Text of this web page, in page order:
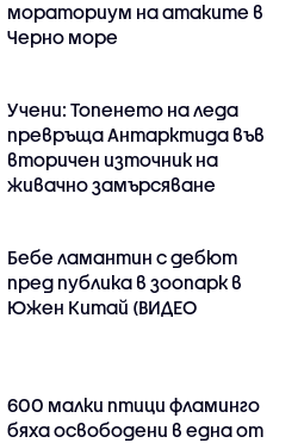
мораториум на атаките в
Черно море
Учени: Топенето на леда
превръща Антарктида във
вторичен източник на
живачно замърсяване
Бебе ламантин с дебют
пред публика в зоопарк в
Южен Китай (ВИДЕО
600 малки птици фламинго
бяха освободени в една от